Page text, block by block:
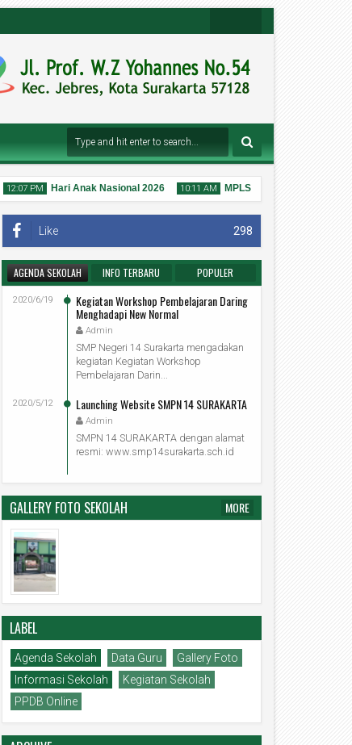
Gra
Be
Nel
12:07 PM
25 Jul
2026
Hari Anak Nasional 2026 10:11 AM
25 Jul
2026
MPLS Ramah Tahun Ajaran
298
Like
AGENDA SEKOLAH INFO TERBARU POPULER
Kegiatan Workshop Pembelajaran Daring
Menghadapi New Normal
Admin
2020/6/19
SMP Negeri 14 Surakarta mengadakan
kegiatan Kegiatan Workshop
Pembelajaran Darin...
Launching Website SMPN 14 SURAKARTA
Admin
2020/5/12
SMPN 14 SURAKARTA dengan alamat
resmi: www.smp14surakarta.sch.id
GALLERY FOTO SEKOLAH MORE
LABEL
Agenda Sekolah Data Guru
Gallery Foto
Informasi Sekolah
Kegiatan Sekolah
PPDB Online